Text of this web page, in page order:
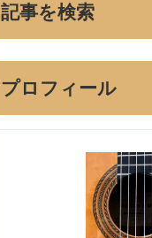
記事を検索
プロフィール